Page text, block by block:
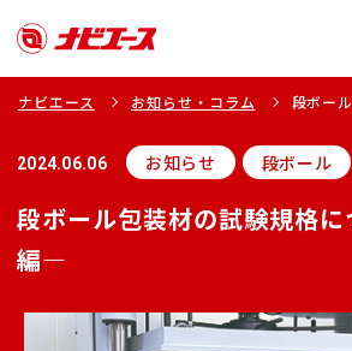
ナビエース お知らせ・コラム
段ボー
2024.06.06 お知らせ 段ボール
段ボール包装材の試験規格
編―